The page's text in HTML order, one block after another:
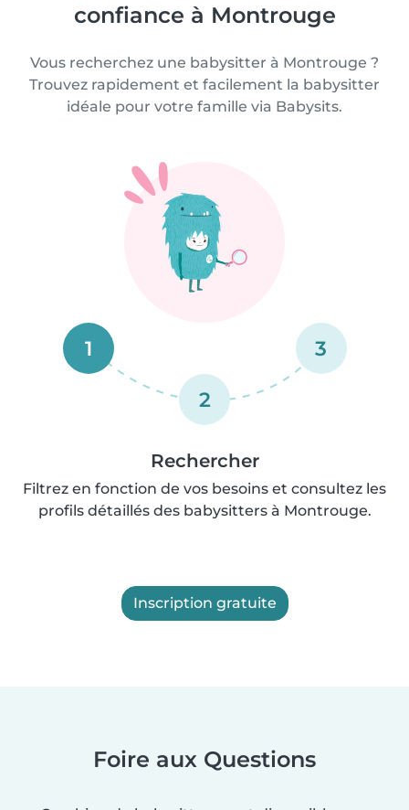
confiance à Montrouge
Vous recherchez une babysitter à Montrouge ?
Trouvez rapidement et facilement la babysitter
idéale pour votre famille via Babysits.
1
2
3
Rechercher
Filtrez en fonction de vos besoins et consultez les
profils détaillés des babysitters à Montrouge.
Inscription gratuite
Foire aux Questions